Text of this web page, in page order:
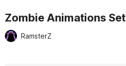
Zombie Animations Set
RamsterZ